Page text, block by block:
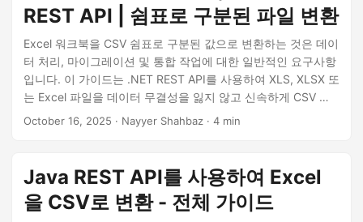
REST API | 쉼표로 구분된 파일 변환
Excel 워크북을 CSV 쉼표로 구분된 값으로 변환하는 것은 데이
터 처리, 마이그레이션 및 통합 작업에 대한 일반적인 요구사항
입니다. 이 가이드는 .NET REST API를 사용하여 XLS, XLSX 또
는 Excel 파일을 데이터 무결성을 잃지 않고 신속하게 CSV 형
식으로 변환하는 방법을 설명합니다. XLSX를 CSV로 변경하거
October 16, 2025 · Nayyer Shahbaz · 4 min
Java REST API를 사용하여 Excel
을 CSV로 변환 - 전체 가이드